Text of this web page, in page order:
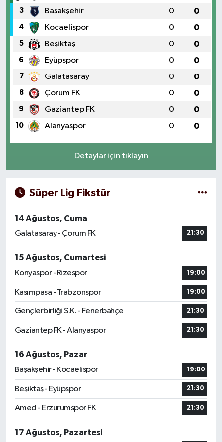
3 Başakşehir 0 0
4 Kocaelispor 0 0
5 Beşiktaş 0 0
6 Eyüpspor 0 0
7 Galatasaray 0 0
8 Çorum FK 0 0
9 Gaziantep FK 0 0
10 Alanyaspor 0 0
Detaylar için tıklayın
Süper Lig Fikstür
14 Ağustos, Cuma
Galatasaray - Çorum FK
21:30
15 Ağustos, Cumartesi
Konyaspor - Rizespor
19:00
Kasımpaşa - Trabzonspor 19:00
Gençlerbirliği S.K. - Fenerbahçe 21:30
Gaziantep FK - Alanyaspor 21:30
16 Ağustos, Pazar
Başakşehir - Kocaelispor
19:00
Beşiktaş - Eyüpspor 21:30
Amed - Erzurumspor FK 21:30
17 Ağustos, Pazartesi